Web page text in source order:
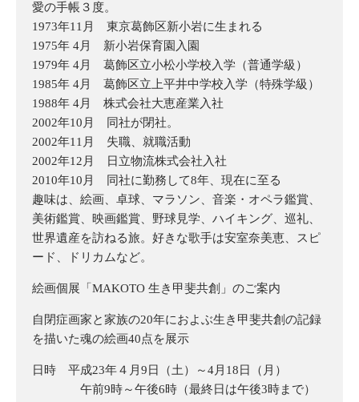
愛の手帳３度。
1973年11月 東京葛飾区新小岩に生まれる
1975年 4月 新小岩保育園入園
1979年 4月 葛飾区立小松小学校入学（普通学級）
1985年 4月 葛飾区立上平井中学校入学（特殊学級）
1988年 4月 株式会社大恵産業入社
2002年10月 同社が閉社。
2002年11月 失職、就職活動
2002年12月 日立物流株式会社入社
2010年10月 同社に勤務して8年、現在に至る
趣味は、絵画、卓球、マラソン、音楽・オペラ鑑賞、
美術鑑賞、映画鑑賞、野球見学、ハイキング、巡礼、
世界遺産を訪ねる旅。好きな歌手は安室奈美恵、スピ
ード、ドリカムなど。
絵画個展「MAKOTO 生き甲斐共創」のご案内
自閉症画家と家族の20年におよぶ生き甲斐共創の記録
を描いた魂の絵画40点を展示
日時 平成23年４月9日（土）～4月18日（月）
午前9時～午後6時（最終日は午後3時まで）